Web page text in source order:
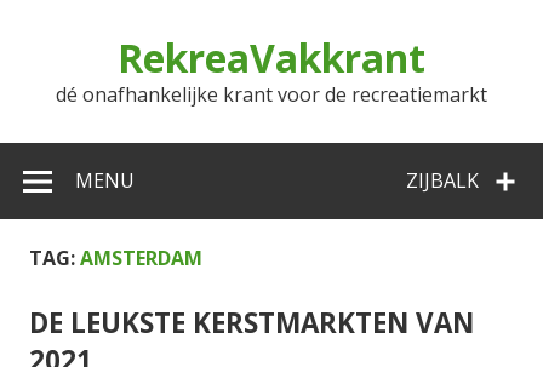
RekreaVakkrant
dé onafhankelijke krant voor de recreatiemarkt
ZIJBALK
MENU
TAG:AMSTERDAM
DE LEUKSTE KERSTMARKTEN VAN